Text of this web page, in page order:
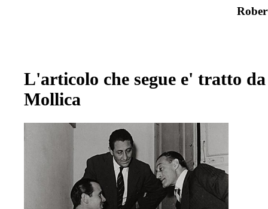
L'articolo che segue e' tratto
Mollica